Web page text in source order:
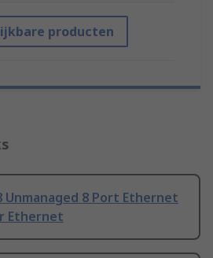
producten
Unmanaged 8 Port Ethernet
Ethernet